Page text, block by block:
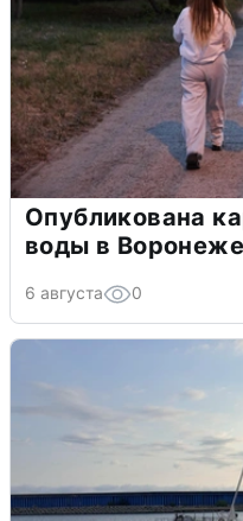
Опубликована
воды в Воронеже
6 августа 0